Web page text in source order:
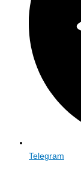
Telegram